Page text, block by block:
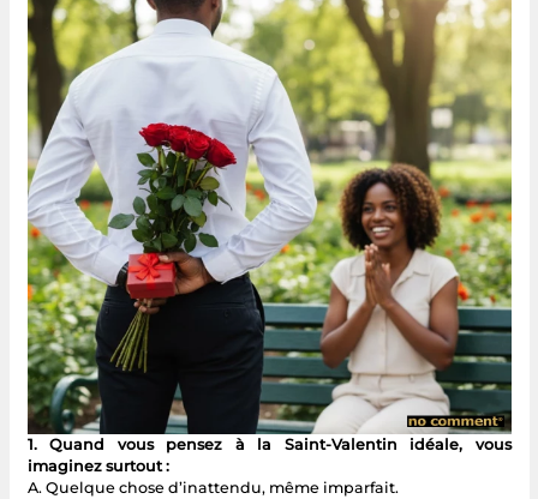
1. Quand vous pensez à la Saint-Valentin idéale, vous
imaginez surtout :
A. Quelque chose d’inattendu, même imparfait.